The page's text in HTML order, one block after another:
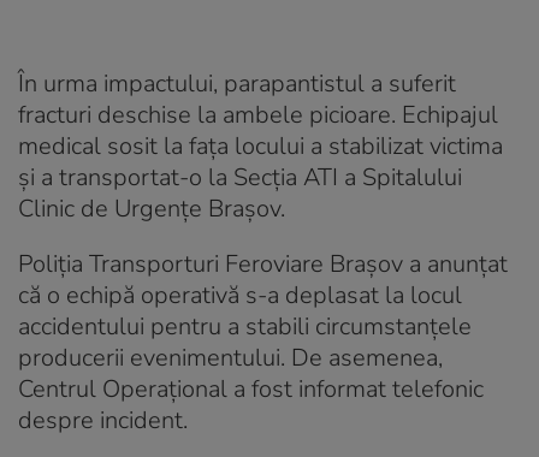
În urma impactului, parapantistul a suferit
fracturi deschise la ambele picioare. Echipajul
medical sosit la fața locului a stabilizat victima
și a transportat-o la Secția ATI a Spitalului
Clinic de Urgențe Brașov.
Poliția Transporturi Feroviare Brașov a anunțat
că o echipă operativă s-a deplasat la locul
accidentului pentru a stabili circumstanțele
producerii evenimentului. De asemenea,
Centrul Operațional a fost informat telefonic
despre incident.